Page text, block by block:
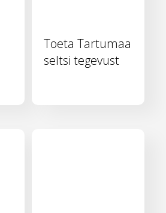
Toeta Tartumaa
seltsi tegevust